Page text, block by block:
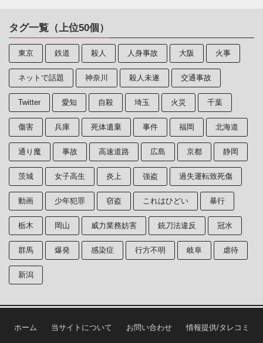
タグ一覧（上位50個）
東京 鉄道 殺人 人身事故 大阪 火事
ネットで話題 神奈川 殺人未遂 交通事故
Twitter 愛知 自殺 埼玉 火災 千葉
傷害 兵庫 死体遺棄 事件 福岡 北海道
通り魔 事故 高速道路 広島 京都 静岡
茨城 女子高生 炎上 強盗 過失運転致死傷
動画 少年犯罪 窃盗 これはひどい 暴行
栃木 岡山 威力業務妨害 銃刀法違反 冠水
群馬 爆発 感染症 行方不明 岐阜 虐待
新潟
ホーム 当サイトについて お問い合わせ 情報提供/タレコミ